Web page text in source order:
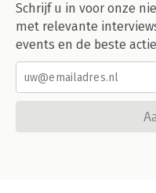
Schrijf u in voor onze
met relevante
events en de beste